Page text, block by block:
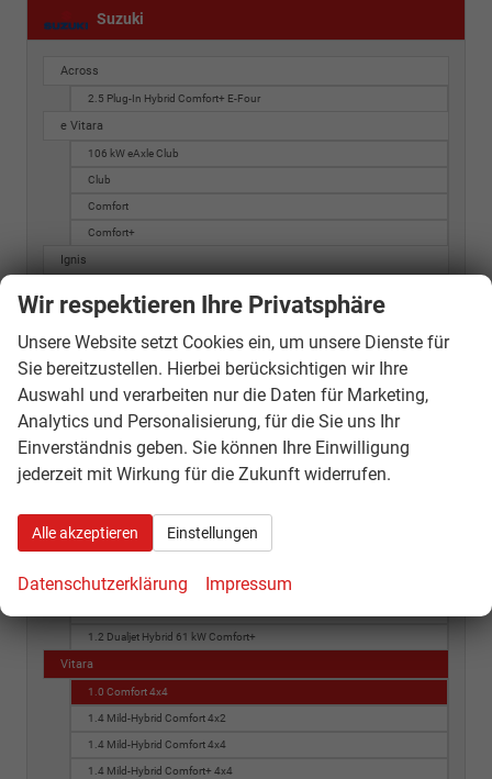
Suzuki
Across
2.5 Plug-In Hybrid Comfort+ E-Four
e Vitara
106 kW eAxle Club
Club
Comfort
Comfort+
Ignis
Comfort+
S-Cross
Club
Comfort
Comfort Plus
Comfort Plus mit Panoramadach
Swace
Swift
1.2 Dualjet Hybrid 61 kW ALLGrip Comfort+
1.2 Dualjet Hybrid 61 kW Comfort+
Vitara
1.0 Comfort 4x4
1.4 Mild-Hybrid Comfort 4x2
1.4 Mild-Hybrid Comfort 4x4
1.4 Mild-Hybrid Comfort+ 4x4
Wir respektieren Ihre Privatsphäre
Unsere Website setzt Cookies ein, um unsere Dienste für
Sie bereitzustellen. Hierbei berücksichtigen wir Ihre
Auswahl und verarbeiten nur die Daten für Marketing,
Analytics und Personalisierung, für die Sie uns Ihr
Einverständnis geben. Sie können Ihre Einwilligung
jederzeit mit Wirkung für die Zukunft widerrufen.
Alle akzeptieren Einstellungen
Datenschutzerklärung Impressum